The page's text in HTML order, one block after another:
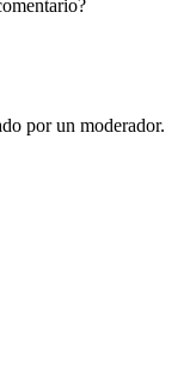
por un moderador.